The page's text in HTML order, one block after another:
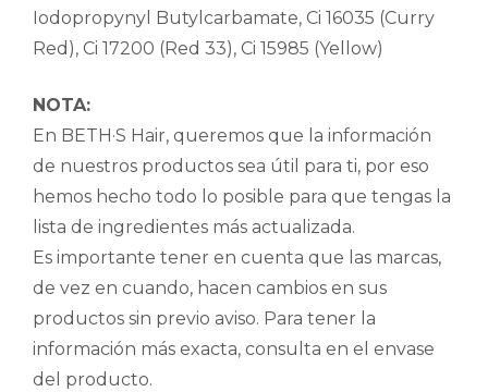
Iodopropynyl Butylcarbamate, Ci 16035 (Curry
Red), Ci 17200 (Red 33), Ci 15985 (Yellow)
NOTA:
En BETH·S Hair, queremos que la información
de nuestros productos sea útil para ti, por eso
hemos hecho todo lo posible para que tengas la
lista de ingredientes más actualizada.
Es importante tener en cuenta que las marcas,
de vez en cuando, hacen cambios en sus
productos sin previo aviso. Para tener la
información más exacta, consulta en el envase
del producto.